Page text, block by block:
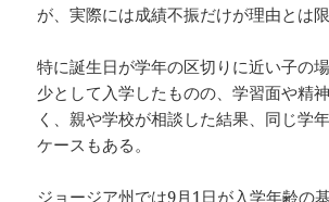
が、実際には成績不振だけが理由とは限
特に誕生日が学年の区切りに近い子の
少として入学したものの、学習面や精
く、親や学校が相談した結果、同じ学
ケースもある。
ジョージア州では9月1日が入学年齢の